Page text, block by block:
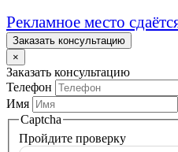
Рекламное место
Заказать консультацию
×
Заказать консультацию
Телефон
Имя
Captcha
Пройдите проверку